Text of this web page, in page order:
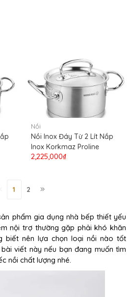
Nồi
Nồi Inox Đáy Từ 2 Lít Nắp
Inox Korkmaz Proline
2,225,000₫
1 2
phẩm gia dụng nhà bếp thiết yếu
nội trợ thường gặp phải khó khăn
biết nên lựa chọn loại nồi nào tốt
viết này nếu bạn đang muốn tìm
nồi chất lượng nhé.